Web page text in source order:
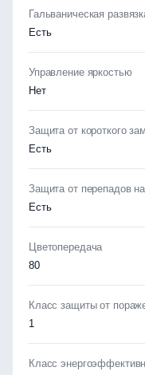
Гальваническая
Есть
Управление яркостью
Нет
Защита от короткого
Есть
Защита от перепадов
Есть
Цветопередача
80
Класс защиты от
1
Класс